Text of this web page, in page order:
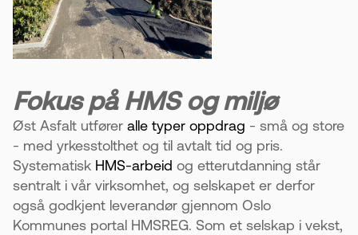
Fokus på HMS og miljø
Øst Asfalt utfører alle typer oppdrag - små og store
- med yrkesstolthet og til avtalt tid og pris.
Systematisk HMS-arbeid og etterutdanning står
sentralt i vår virksomhet, og selskapet er derfor
også godkjent leverandør gjennom Oslo
Kommunes portal HMSREG. Som et selskap i vekst,